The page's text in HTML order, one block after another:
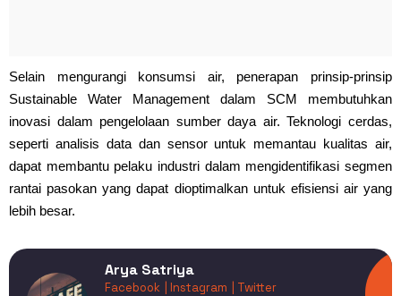
Selain mengurangi konsumsi air, penerapan prinsip-prinsip
Sustainable Water Management dalam SCM membutuhkan
inovasi dalam pengelolaan sumber daya air. Teknologi cerdas,
seperti analisis data dan sensor untuk memantau kualitas air,
dapat membantu pelaku industri dalam mengidentifikasi segmen
rantai pasokan yang dapat dioptimalkan untuk efisiensi air yang
lebih besar.
Arya Satriya
Facebook | Instagram
| Twitter